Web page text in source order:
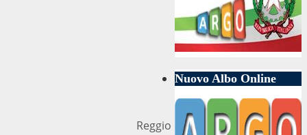
Reggio
Nuovo Albo Online